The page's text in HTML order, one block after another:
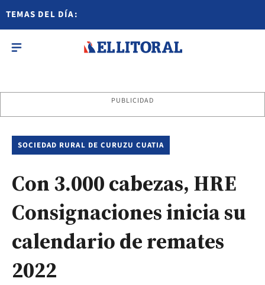
TEMAS DEL DÍA:
PUBLICIDAD
SOCIEDAD RURAL DE CURUZU CUATIA
Con 3.000 cabezas, HRE
Consignaciones inicia su
calendario de remates
2022